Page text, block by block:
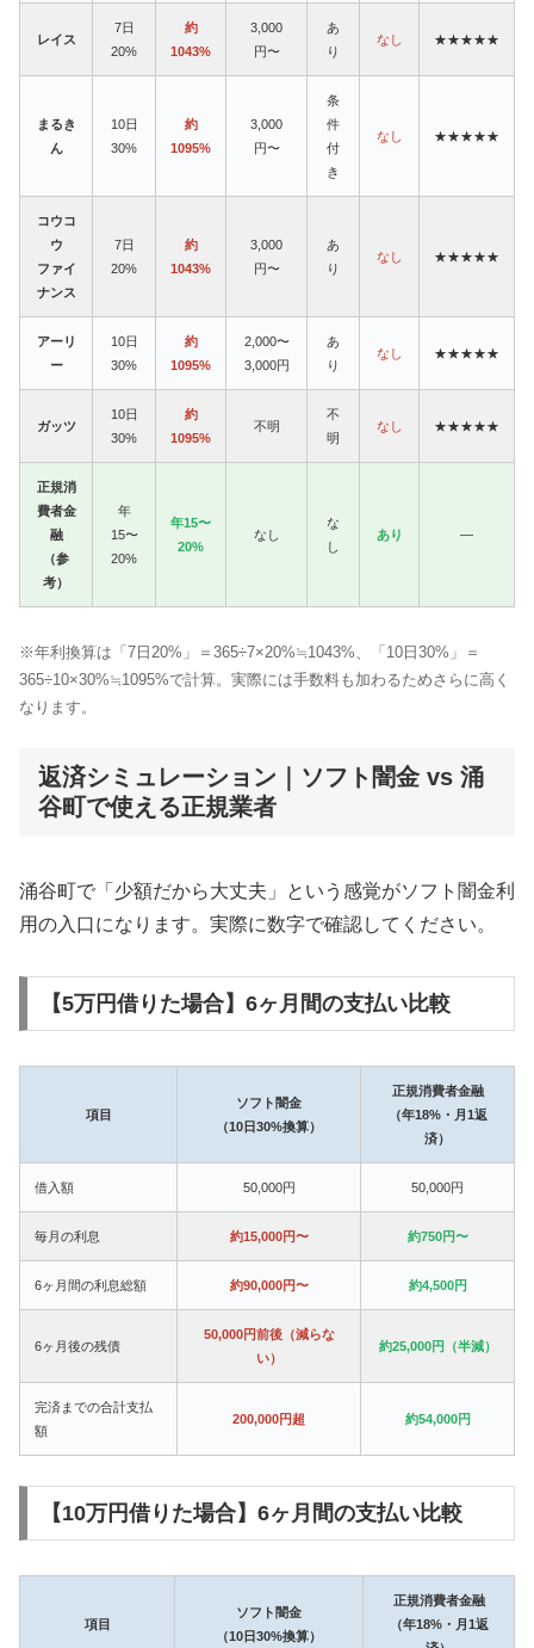
レイス
7日
20%
約
1043%
3,000
円〜
あ
り
なし ★★★★★
まるき
ん
10日
30%
約
1095%
3,000
円〜
条
件
付
き
なし ★★★★★
コウコ
ウ
ファイ
ナンス
7日
20%
約
1043%
3,000
円〜
あ
り
なし ★★★★★
アーリ
ー
10日
30%
約
1095%
2,000〜
3,000円
あ
り
なし ★★★★★
ガッツ
10日
30%
約
1095%
不明
不
明
なし ★★★★★
正規消
費者金
融
（参
考）
年
15〜
20%
年15〜
20%
なし
な
し
あり —
※年利換算は「7日20%」＝365÷7×20%≒1043%、「10日30%」＝
365÷10×30%≒1095%で計算。実際には手数料も加わるためさらに高く
なります。
返済シミュレーション｜ソフト闇金 vs 涌
谷町で使える正規業者
涌谷町で「少額だから大丈夫」という感覚がソフト闇金利
用の入口になります。実際に数字で確認してください。
【5万円借りた場合】6ヶ月間の支払い比較
項目
ソフト闇金
（10日30%換算）
正規消費者金融
（年18%・月1返
済）
借入額 50,000円 50,000円
毎月の利息 約15,000円〜 約750円〜
6ヶ月間の利息総額 約90,000円〜 約4,500円
6ヶ月後の残債
50,000円前後（減らな
い）
約25,000円（半減）
完済までの合計支払
額
200,000円超 約54,000円
【10万円借りた場合】6ヶ月間の支払い比較
項目
ソフト闇金
（10日30%換算）
正規消費者金融
（年18%・月1返